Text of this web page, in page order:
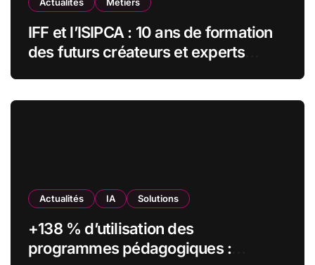
IFF et l’ISIPCA : 10 ans de formation
des futurs créateurs et experts
Actualités IA Solutions
+138 % d’utilisation des
programmes pédagogiques :